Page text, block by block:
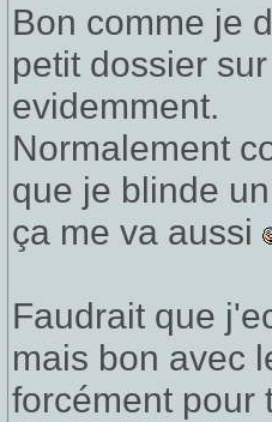
Bon comme je
petit dossier
evidemment.
Normalement
que je blinde
ça me va aussi
Faudrait que
mais bon avec
forcément pour